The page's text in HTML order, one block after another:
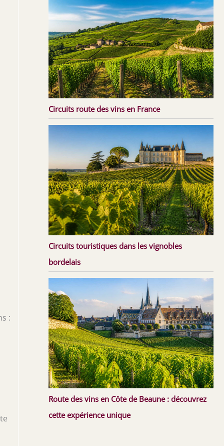
:
Circuits route des vins en France
Circuits touristiques dans les vignobles
bordelais
Route des vins en Côte de Beaune : découvrez
cette expérience unique